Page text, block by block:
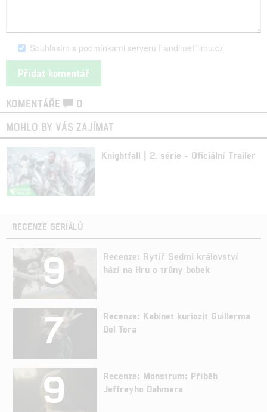
Souhlasím s podmínkami serveru FandimeFilmu.cz
KOMENTÁŘE
0
MOHLO BY VÁS ZAJÍMAT
Knightfall | 2. série - Oficiální Trailer
RECENZE SERIÁLŮ
9
Recenze: Rytíř Sedmi království
hází na Hru o trůny bobek
7
Recenze: Kabinet kuriozit Guillerma
Del Tora
9
Recenze: Monstrum: Příběh
Jeffreyho Dahmera